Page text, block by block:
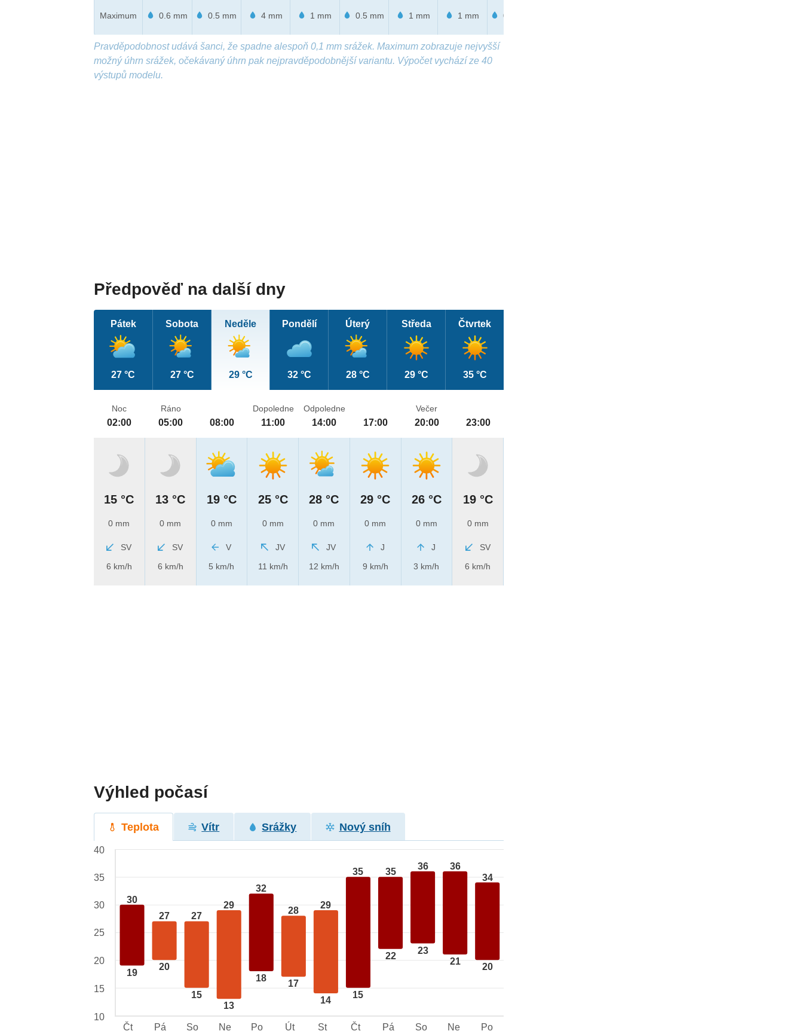
Maximum 0.6 mm 0.5 mm 4 mm 1 mm 0.5 mm 1 mm 1 mm 0.9 mm
Pravděpodobnost udává šanci, že spadne alespoň 0,1 mm srážek. Maximum zobrazuje nejvyšší
možný úhrn srážek, očekávaný úhrn pak nejpravděpodobnější variantu. Výpočet vychází ze 40
výstupů modelu.
Předpověď na další dny
Pátek
27 °C
Sobota
27 °C
Neděle
29 °C
Pondělí
32 °C
Úterý
28 °C
Středa
29 °C
Čtvrtek
35 °C
Noc
02:00
15 °C
0 mm
SV
6 km/h
Ráno
05:00
13 °C
0 mm
SV
6 km/h
08:00
19 °C
0 mm
V
5 km/h
Dopoledne
11:00
25 °C
0 mm
JV
11 km/h
Odpoledne
14:00
28 °C
0 mm
JV
12 km/h
17:00
29 °C
0 mm
J
9 km/h
Večer
20:00
26 °C
0 mm
J
3 km/h
23:00
19 °C
0 mm
SV
6 km/h
Výhled počasí
Teplota Vítr Srážky Nový sníh
30
19
27
20
27
15
29
13
32
18
28
17
29
14
35
15
35
22
36
23
36
21
34
20
40
35
30
25
20
15
10
Čt
Pá So Ne Po Út St Čt Pá So Ne Po